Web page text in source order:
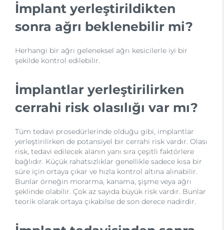
İmplant yerleştirildikten
sonra ağrı beklenebilir mi?
Herhangi bir ağrı geleneksel ağrı kesicilerle iyi bir
şekilde kontrol edilebilir.
İmplantlar yerleştirilirken
cerrahi risk olasılığı var mı?
Tüm tedavi prosedürlerinde olduğu gibi, implantlar
yerleştirilirken de potansiyel bir cerrahi risk vardır. Olası
risk, tedavi edilecek alanın yanı sıra çeşitli faktörlere
bağlıdır. Küçük rahatsızlıklar genellikle sadece kısa bir
süre için ortaya çıkar ve hızla kontrol altına alınabilir.
Bunlar örneğin morarma, kanama, şişme veya ağrı
şeklinde olabilir. Çok az sayıda büyük risk vardır. Bunlar
teorik olarak ortaya çıkabilse de son derece nadirdir.